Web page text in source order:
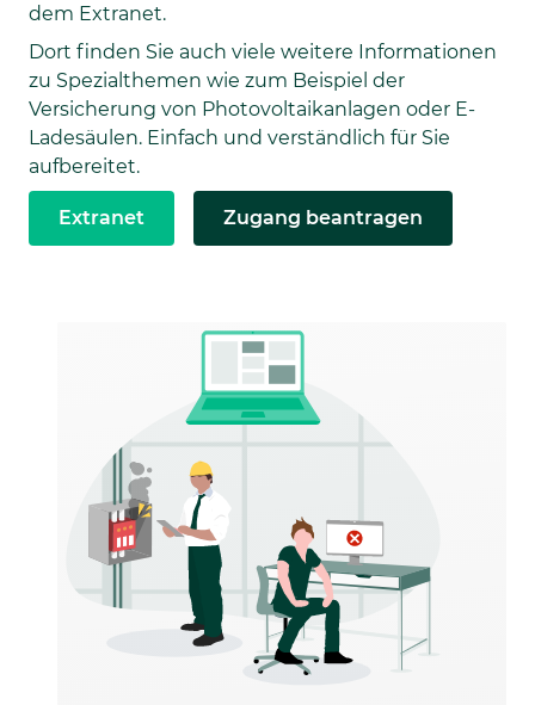
dem Extranet.
Dort finden Sie auch viele weitere Informationen
zu Spezialthemen wie zum Beispiel der
Versicherung von Photovoltaikanlagen oder E-
Ladesäulen. Einfach und verständlich für Sie
aufbereitet.
Extranet Zugang beantragen